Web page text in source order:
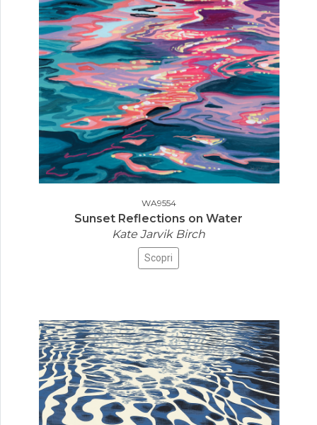
WA9554
Sunset Reflections on Water
Kate Jarvik Birch
Scopri